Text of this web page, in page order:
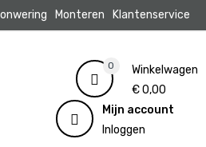
Monteren Klantenservice
0
Winkelwagen
€ 0,00
Mijn account
Inloggen